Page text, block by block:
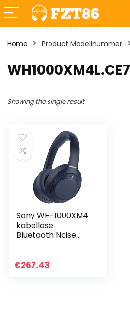
Home Product Modellnummer
‎WH1000XM4L.CE7
Showing the single result
Sony WH-1000XM4
kabellose
Bluetooth Noise
Akku, Touch Sensor,
€267.43